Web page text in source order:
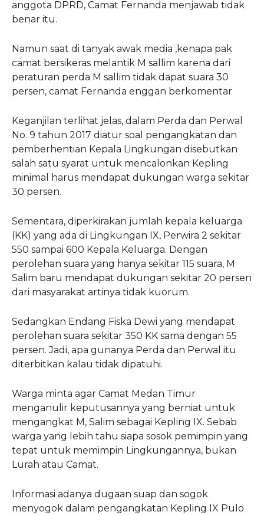
anggota DPRD, Camat Fernanda menjawab tidak
benar itu.
Namun saat di tanyak awak media ,kenapa pak
camat bersikeras melantik M sallim karena dari
peraturan perda M sallim tidak dapat suara 30
persen, camat Fernanda enggan berkomentar
Keganjilan terlihat jelas, dalam Perda dan Perwal
No. 9 tahun 2017 diatur soal pengangkatan dan
pemberhentian Kepala Lingkungan disebutkan
salah satu syarat untuk mencalonkan Kepling
minimal harus mendapat dukungan warga sekitar
30 persen.
Sementara, diperkirakan jumlah kepala keluarga
(KK) yang ada di Lingkungan IX, Perwira 2 sekitar
550 sampai 600 Kepala Keluarga. Dengan
perolehan suara yang hanya sekitar 115 suara, M
Salim baru mendapat dukungan sekitar 20 persen
dari masyarakat artinya tidak kuorum.
Sedangkan Endang Fiska Dewi yang mendapat
perolehan suara sekitar 350 KK sama dengan 55
persen. Jadi, apa gunanya Perda dan Perwal itu
diterbitkan kalau tidak dipatuhi.
Warga minta agar Camat Medan Timur
menganulir keputusannya yang berniat untuk
mengangkat M, Salim sebagai Kepling IX. Sebab
warga yang lebih tahu siapa sosok pemimpin yang
tepat untuk memimpin Lingkungannya, bukan
Lurah atau Camat.
Informasi adanya dugaan suap dan sogok
menyogok dalam pengangkatan Kepling IX Pulo